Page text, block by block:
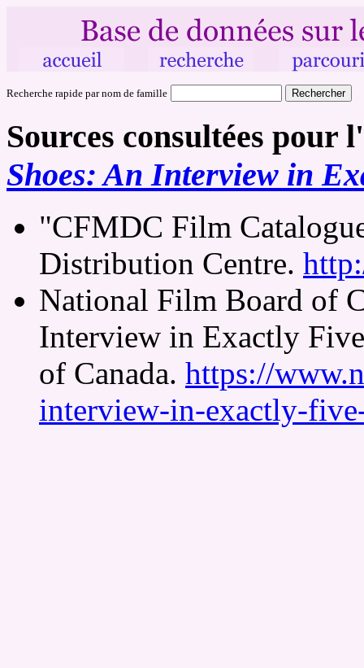
Recherche rapide par nom de famille
Sources consultées
Shoes: An Interview in
"CFMDC Film
Distribution Centre.
National Film Board of
Interview in Exactly
of Canada. https://
interview-in-exactly-